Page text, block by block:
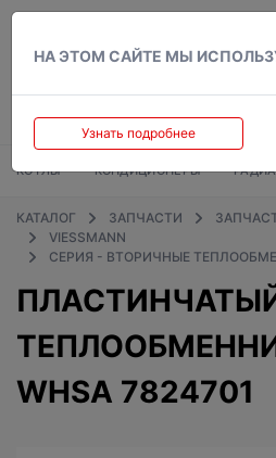
НА ЭТОМ САЙТЕ МЫ
Узнать подробнее
КОТЛЫ КОНДИЦИОНЕРЫ
КАТАЛОГ ЗАПЧАСТИ
VIESSMANN
СЕРИЯ - ВТОРИЧНЫЕ
WHSA 7824701